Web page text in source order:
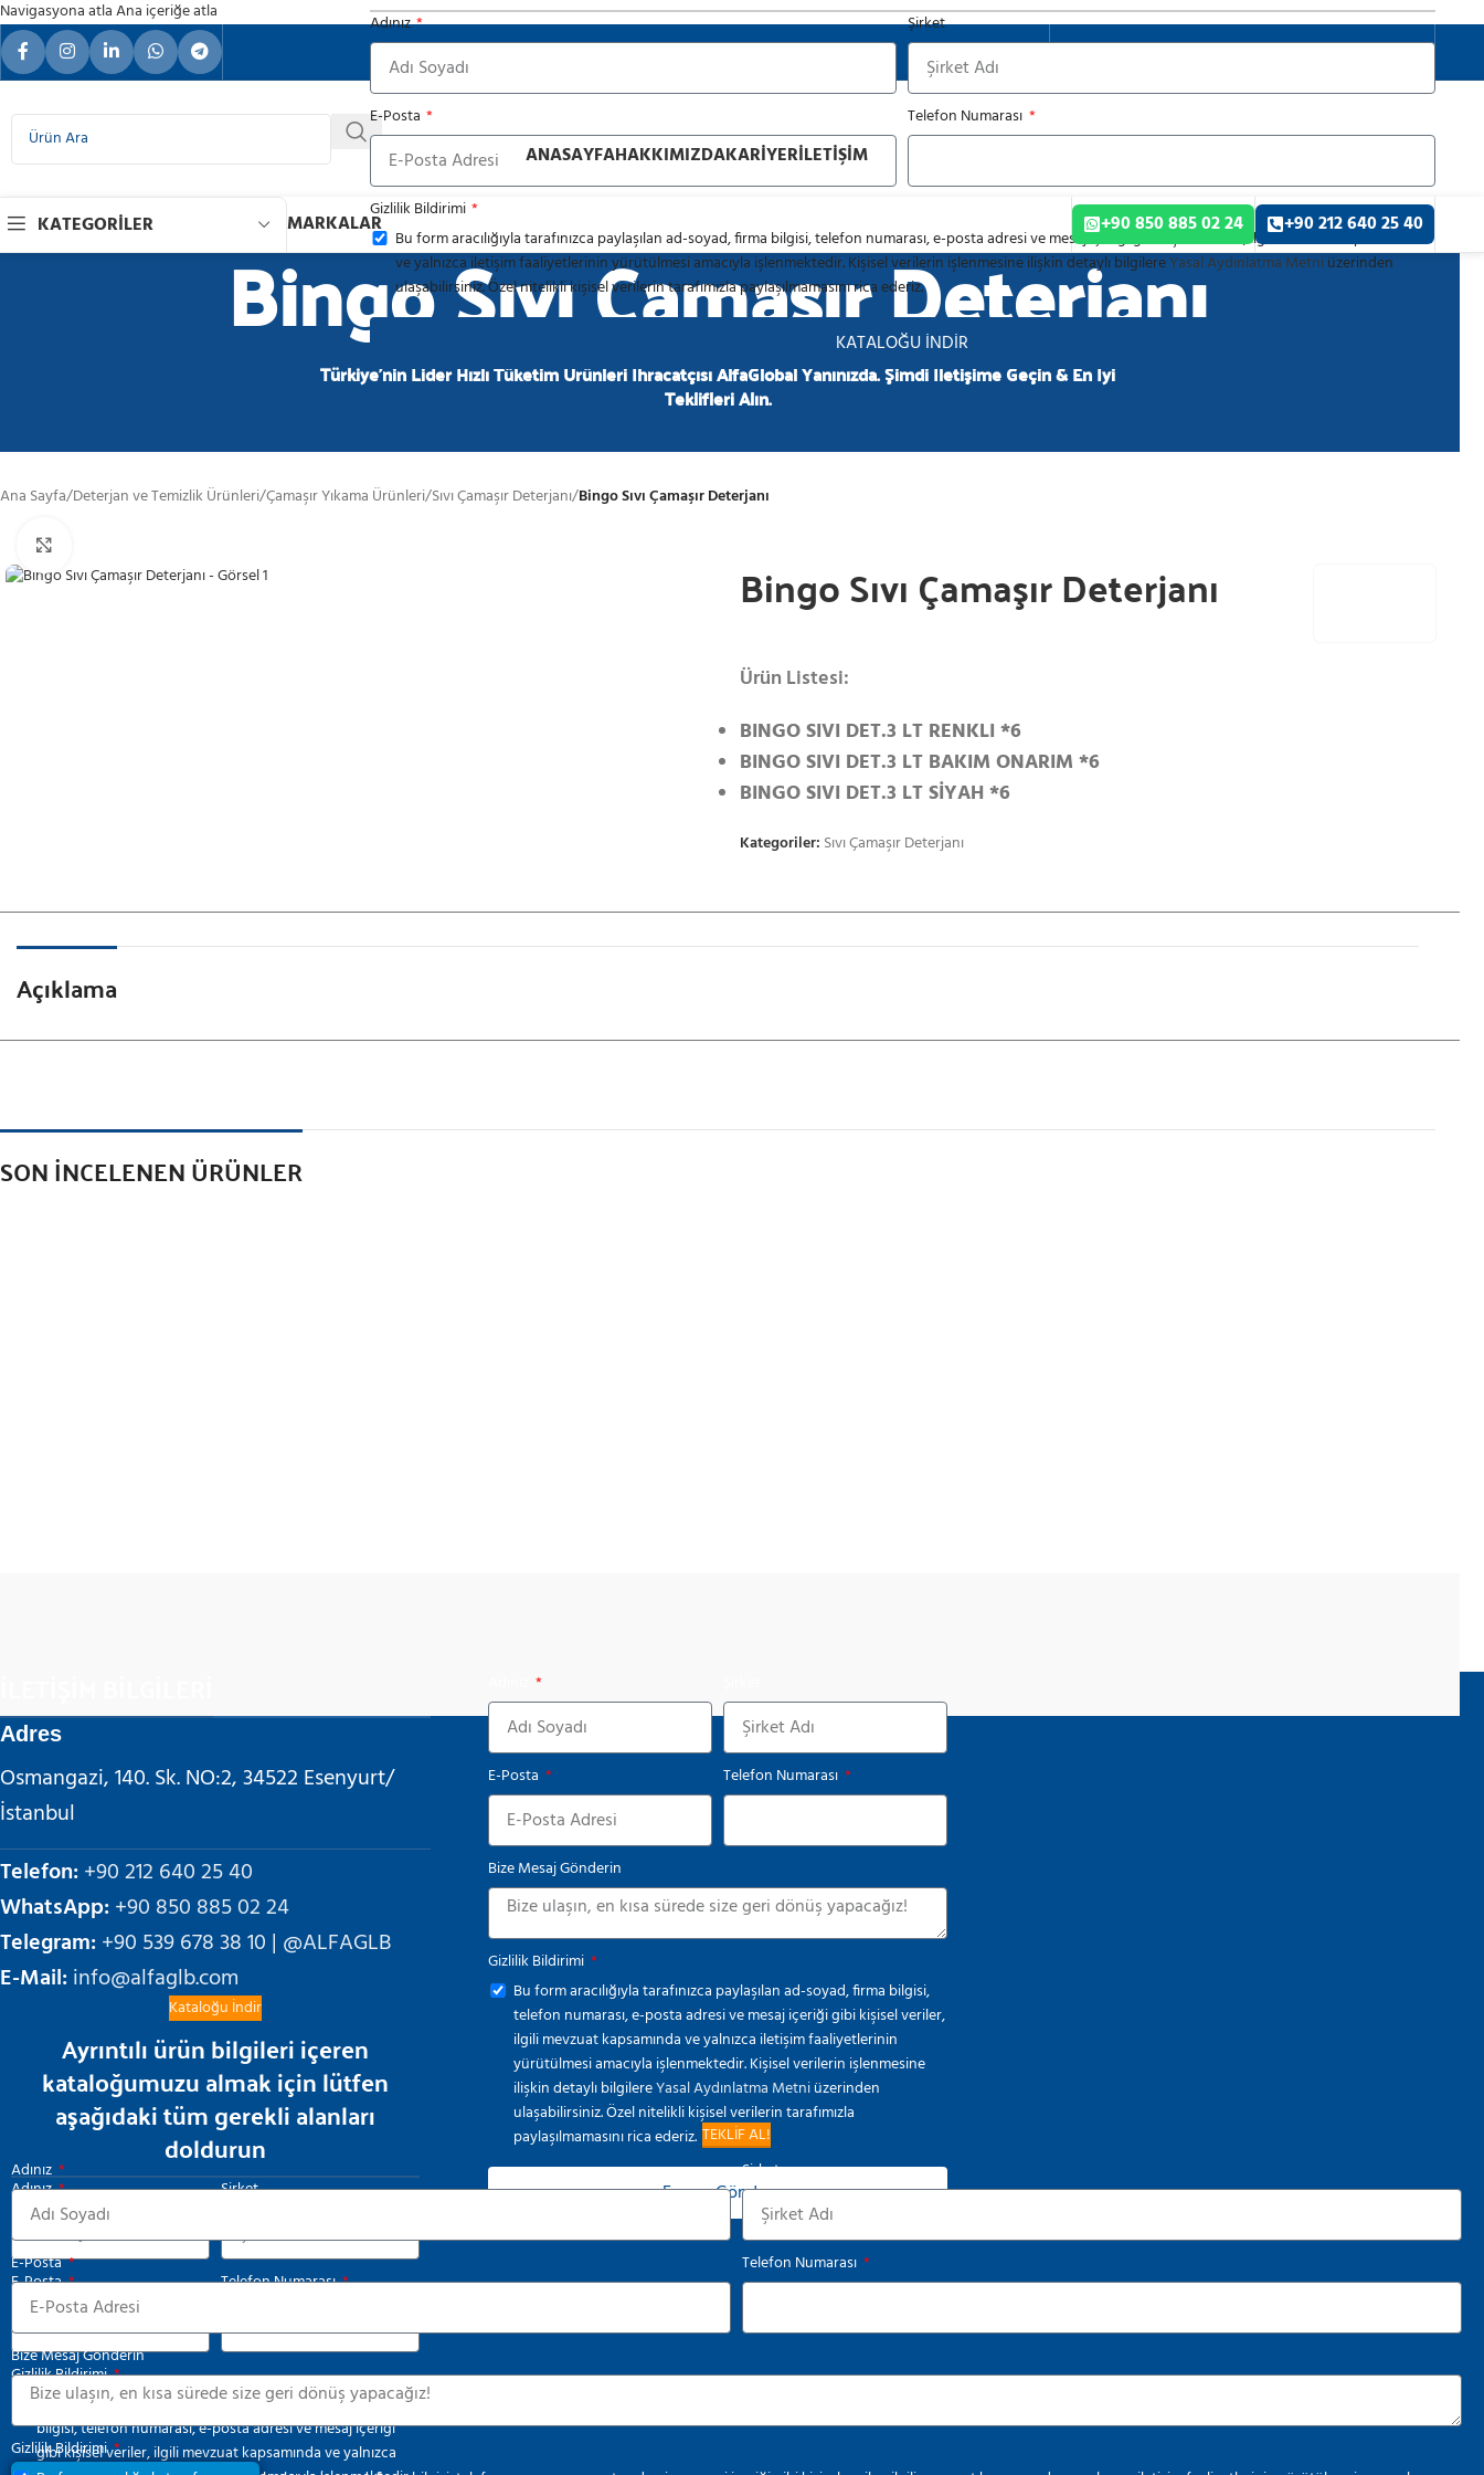
Navigasyona atlaAna içeriğe atla
FMCG Sektöründe Güvenilir Ortağınız TÜRKÇE
Adınız Şirket
E-Posta Telefon Numarası
Gizlilik Bildirimi
Bu form aracılığıyla tarafınızca paylaşılan ad-soyad, firma bilgisi, telefon numarası, e-posta adresi ve mesaj içeriği gibi kişisel veriler, ilgili mevzuat kapsamında
ve yalnızca iletişim faaliyetlerinin yürütülmesi amacıyla işlenmektedir. Kişisel verilerin işlenmesine ilişkin detaylı bilgilereYasal Aydınlatma Metni üzerinden
ulaşabilirsiniz. Özel nitelikli kişisel verilerin tarafımızla paylaşılmamasını rica ederiz.
KATALOĞU İNDİR
KATEGORILER MARKALAR
ANASAYFAHAKKIMIZDAKARIYERİLETIŞIM
+90 850 885 02 24 +90 212 640 25 40
Bingo Sıvı Çamaşır Deterjanı
Türkiye'nin Lider Hızlı Tüketim Ürünleri İhracatçısı AlfaGlobal Yanınızda. Şimdi İletişime Geçin & En İyi
Teklifleri Alın.
Ana Sayfa/Deterjan ve Temizlik Ürünleri/Çamaşır Yıkama Ürünleri/Sıvı Çamaşır Deterjanı/Bingo Sıvı Çamaşır Deterjanı
Bingo Sıvı Çamaşır Deterjanı
Ürün Listesi:
BINGO SIVI DET.3 LT RENKLI *6
BINGO SIVI DET.3 LT BAKIM ONARIM *6
BINGO SIVI DET.3 LT SİYAH *6
Kategoriler: Sıvı Çamaşır Deterjanı
Açıklama
SON İNCELENEN ÜRÜNLER
Adres
Osmangazi, 140. Sk. NO:2, 34522 Esenyurt/
İstanbul
Telefon:+90 212 640 25 40
WhatsApp:+90 850 885 02 24
Telegram:+90 539 678 38 10 | @ALFAGLB
E-Mail:info@alfaglb.com
Kataloğu İndir
Ayrıntılı ürün bilgileri içeren
kataloğumuzu almak için lütfen
aşağıdaki tüm gerekli alanları
doldurun
Adınız Şirket
E-Posta Telefon Numarası
Gizlilik Bildirimi
Bu form aracılığıyla tarafınızca paylaşılan ad-soyad, firma
bilgisi, telefon numarası, e-posta adresi ve mesaj içeriği
gibi kişisel veriler, ilgili mevzuat kapsamında ve yalnızca
E-Posta Telefon Numarası
Bize Mesaj Gönderin
Gizlilik Bildirimi
Bu form aracılığıyla tarafınızca paylaşılan ad-soyad, firma bilgisi,
telefon numarası, e-posta adresi ve mesaj içeriği gibi kişisel veriler,
ilgili mevzuat kapsamında ve yalnızca iletişim faaliyetlerinin
yürütülmesi amacıyla işlenmektedir. Kişisel verilerin işlenmesine
ilişkin detaylı bilgilereYasal Aydınlatma Metniüzerinden
ulaşabilirsiniz. Özel nitelikli kişisel verilerin tarafımızla
paylaşılmamasını rica ederiz.
Formu Gönder
TEKLİF AL!
Adınız
Şirket
E-Posta Telefon Numarası
Bize Mesaj Gönderin
Gizlilik Bildirimi